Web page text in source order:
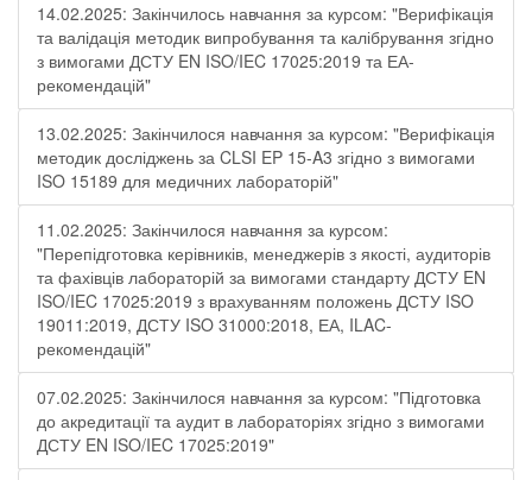
14.02.2025: Закінчилось навчання за курсом: "Верифікація
та валідація методик випробування та калібрування згідно
з вимогами ДСТУ EN ISO/IEC 17025:2019 та ЕА-
рекомендацій"
13.02.2025: Закінчилося навчання за курсом: "Верифікація
методик досліджень за CLSI EP 15-A3 згідно з вимогами
ISO 15189 для медичних лабораторій"
11.02.2025: Закінчилося навчання за курсом:
"Перепідготовка керівників, менеджерів з якості, аудиторів
та фахівців лабораторій за вимогами стандарту ДСТУ EN
ISO/IEC 17025:2019 з врахуванням положень ДСТУ ISO
19011:2019, ДСТУ ISO 31000:2018, ЕА, ILAC-
рекомендацій"
07.02.2025: Закінчилося навчання за курсом: "Підготовка
до акредитації та аудит в лабораторіях згідно з вимогами
ДСТУ EN ISO/IEC 17025:2019"